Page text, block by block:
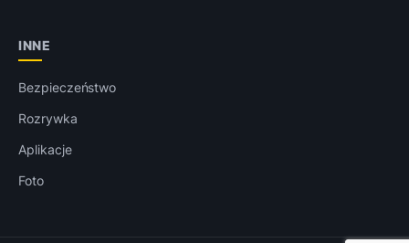
INNE
Bezpieczeństwo
Rozrywka
Aplikacje
Foto